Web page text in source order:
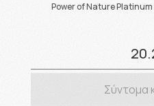
Power of Nature
Σύντομα